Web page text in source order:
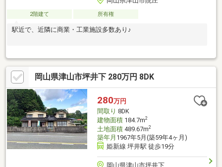
2階建て 所有権
駅近で、近隣に商業・工業施設多数あり♪
岡山県津山市坪井下 280万円 8DK
280万円
間取り 8DK
建物面積184.7m2
土地面積489.67m2
築年月 1967年5月(築59年4ヶ月)
姫新線 坪井駅 徒歩19分
岡山県津山市坪井下